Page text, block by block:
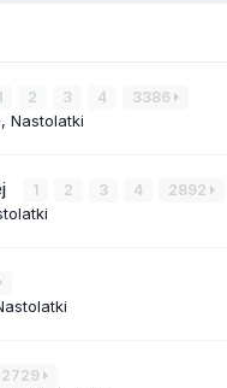
2 3 4 3386
Nastolatki
1 2 3 4 2892
2729